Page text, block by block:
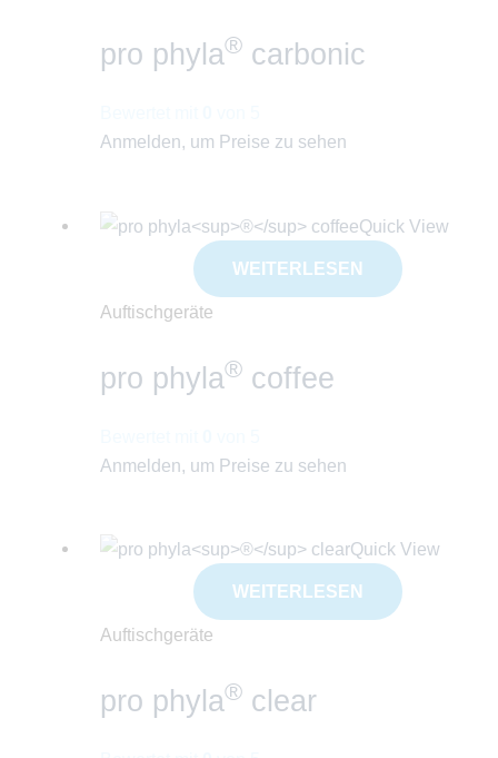
pro phyla®carbonic
Anmelden, um Preise zu sehen
Quick View
WEITERLESEN
Auftischgeräte
pro phyla®coffee
Anmelden, um Preise zu sehen
Quick View
WEITERLESEN
Auftischgeräte
pro phyla®clear